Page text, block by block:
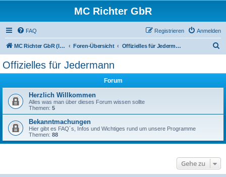
MC Richter GbR
FAQ Anmelden
Registrieren
MC Richter GbR (Impressum / Datenschutz) Foren-Übersicht Offizielles für Jedermann
Offizielles für Jedermann
Forum
Herzlich Willkommen
Alles was man über dieses Forum wissen sollte
Themen: 5
Bekanntmachungen
Hier gibt es FAQ´s, Infos und Wichtiges rund um unsere Programme
Themen: 88
Gehe zu